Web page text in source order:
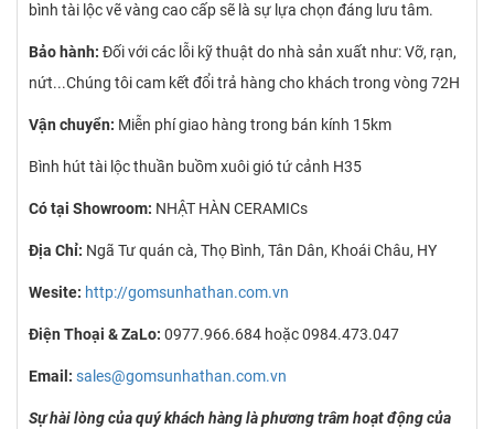
bình tài lộc vẽ vàng cao cấp sẽ là sự lựa chọn đáng lưu tâm.
Bảo hành: Đối với các lỗi kỹ thuật do nhà sản xuất như: Vỡ, rạn,
nứt...Chúng tôi cam kết đổi trả hàng cho khách trong vòng 72H
Vận chuyển: Miễn phí giao hàng trong bán kính 15km
Bình hút tài lộc thuần buồm xuôi gió tứ cảnh H35
Có tại Showroom: NHẬT HÀN CERAMICs
Địa Chỉ: Ngã Tư quán cà, Thọ Bình, Tân Dân, Khoái Châu, HY
Wesite: http://gomsunhathan.com.vn
Điện Thoại & ZaLo: 0977.966.684 hoặc 0984.473.047
Email: sales@gomsunhathan.com.vn
Sự hài lòng của quý khách hàng là phương trâm hoạt động của